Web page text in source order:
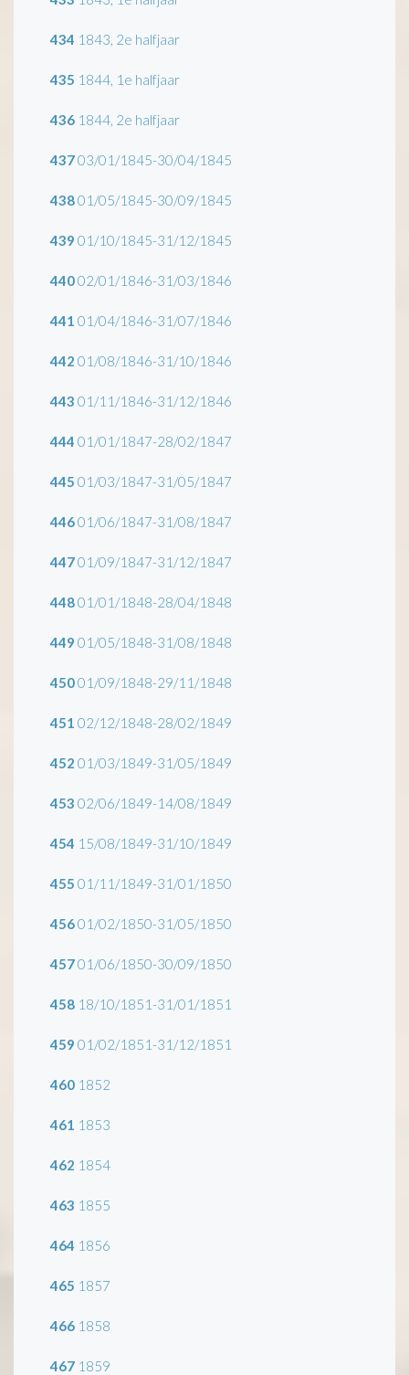
434 1843, 2e halfjaar
435 1844, 1e halfjaar
436 1844, 2e halfjaar
43703/01/1845-30/04/1845
43801/05/1845-30/09/1845
439 01/10/1845-31/12/1845
44002/01/1846-31/03/1846
441 01/04/1846-31/07/1846
442 01/08/1846-31/10/1846
443 01/11/1846-31/12/1846
444 01/01/1847-28/02/1847
445 01/03/1847-31/05/1847
44601/06/1847-31/08/1847
44701/09/1847-31/12/1847
44801/01/1848-28/04/1848
449 01/05/1848-31/08/1848
45001/09/1848-29/11/1848
451 02/12/1848-28/02/1849
452 01/03/1849-31/05/1849
453 02/06/1849-14/08/1849
454 15/08/1849-31/10/1849
455 01/11/1849-31/01/1850
45601/02/1850-31/05/1850
45701/06/1850-30/09/1850
458 18/10/1851-31/01/1851
459 01/02/1851-31/12/1851
460 1852
461 1853
462 1854
463 1855
464 1856
465 1857
466 1858
467 1859